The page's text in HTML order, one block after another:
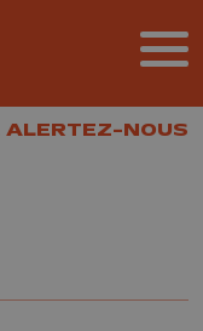
NOUS
ALERTEZ-NOUS